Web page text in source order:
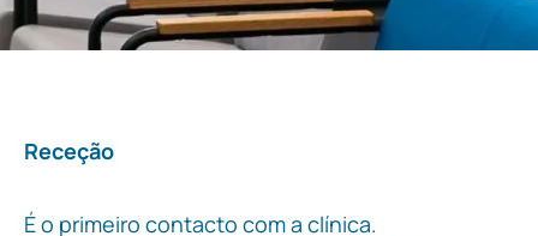
Receção
É o primeiro contacto com a clínica.